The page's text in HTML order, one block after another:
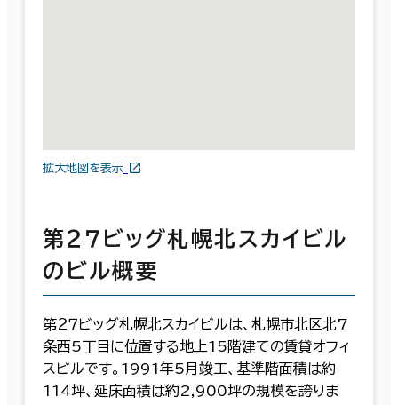
拡大地図を表示
第２７ビッグ札幌北スカイビル
のビル概要
第２７ビッグ札幌北スカイビルは、札幌市北区北7
条西5丁目に位置する地上15階建ての賃貸オフィ
スビルです。1991年5月竣工、基準階面積は約
114坪、延床面積は約2,900坪の規模を誇りま